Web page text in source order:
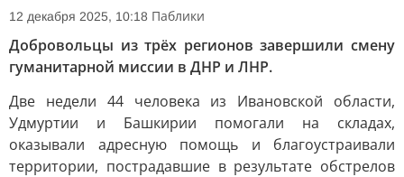
12 декабря 2025, 10:18 Паблики
Добровольцы из трёх регионов завершили смену
гуманитарной миссии в ДНР и ЛНР.
Две недели 44 человека из Ивановской области,
Удмуртии и Башкирии помогали на складах,
оказывали адресную помощь и благоустраивали
территории, пострадавшие в результате обстрелов